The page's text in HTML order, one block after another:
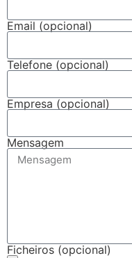
Email (opcional)
Telefone (opcional)
Empresa (opcional)
Mensagem
Ficheiros (opcional)